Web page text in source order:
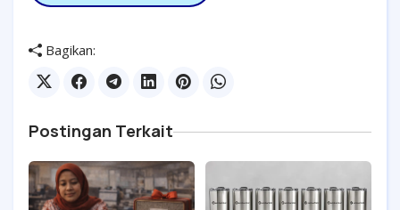
Bagikan:
Postingan Terkait